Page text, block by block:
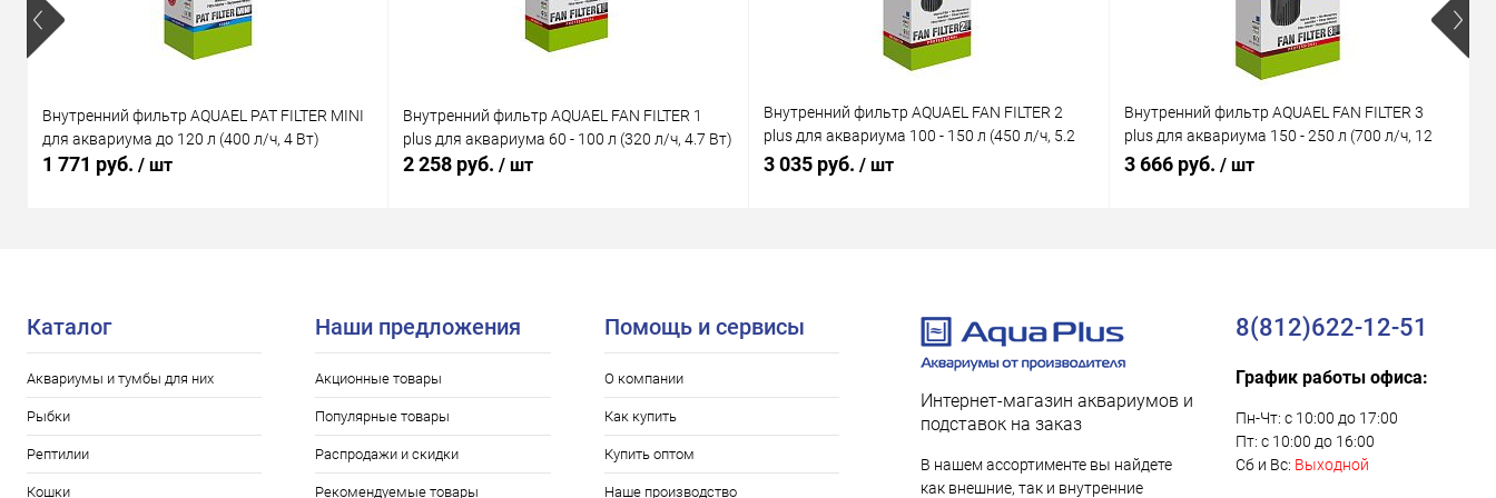
Внутренний фильтр AQUAEL PAT FILTER MINI
для аквариума до 120 л (400 л/ч, 4 Вт)
1 771 руб. / шт
Внутренний фильтр AQUAEL FAN FILTER 1
plus для аквариума 60 - 100 л (320 л/ч, 4.7 Вт)
2 258 руб. / шт
Внутренний фильтр AQUAEL FAN FILTER 2
plus для аквариума 100 - 150 л (450 л/ч, 5.2
Вт)
3 035 руб. / шт
Внутренний фильтр AQUAEL FAN FILTER 3
plus для аквариума 150 - 250 л (700 л/ч, 12
Вт)
3 666 руб. / шт
Каталог
Аквариумы и тумбы для них
Рыбки
Рептилии
Кошки
Наши предложения
Акционные товары
Популярные товары
Распродажи и скидки
Рекомендуемые товары
Помощь и сервисы
О компании
Как купить
Купить оптом
Наше производство
Интернет-магазин аквариумов и
подставок на заказ
В нашем ассортименте вы найдете
как внешние, так и внутренние
8(812)622-12-51
График работы офиса:
Пн-Чт: с 10:00 до 17:00
Пт: с 10:00 до 16:00
Сб и Вс: Выходной